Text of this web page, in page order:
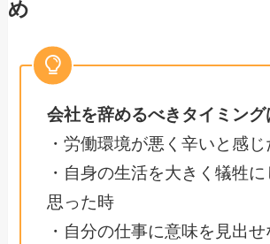
め
会社を辞めるべきタイミング
・労働環境が悪く辛いと感じ
・自身の生活を大きく犠牲に
思った時
・自分の仕事に意味を見出